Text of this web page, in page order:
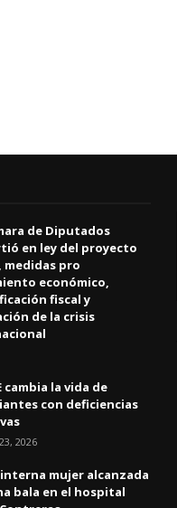
de Diputados
en ley del proyecto
medidas pro
económico,
fiscal y
de la crisis
cambia la vida de
con deficiencias
2026
mujer alcanzada
bala en el hospital